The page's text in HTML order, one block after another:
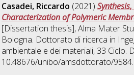
Casadei, Riccardo (2021)
Characterization of Polymeric
[Dissertation thesis], Alma Mater
Bologna. Dottorato di ricerca in
ambientale e dei materiali, 33 Ciclo.
10.48676/unibo/amsdottorato/9584.